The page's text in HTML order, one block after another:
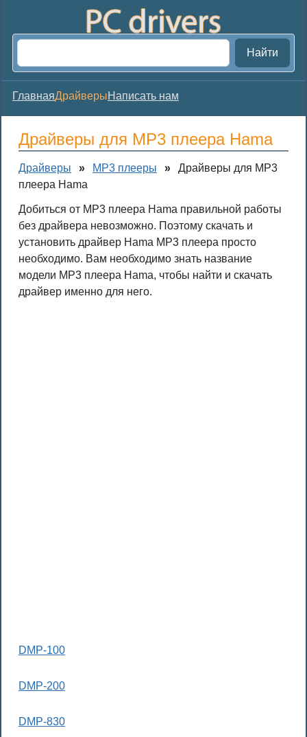
Найти
ГлавнаяДрайверыНаписать нам
Драйверы для MP3 плеера Hama
Драйверы » MP3 плееры »
Драйверы для MP3
плеера Hama
Добиться от MP3 плеера Hama правильной работы
без драйвера невозможно. Поэтому скачать и
установить драйвер Hama MP3 плеера просто
необходимо. Вам необходимо знать название
модели MP3 плеера Hama, чтобы найти и скачать
драйвер именно для него.
DMP-100
DMP-200
DMP-830